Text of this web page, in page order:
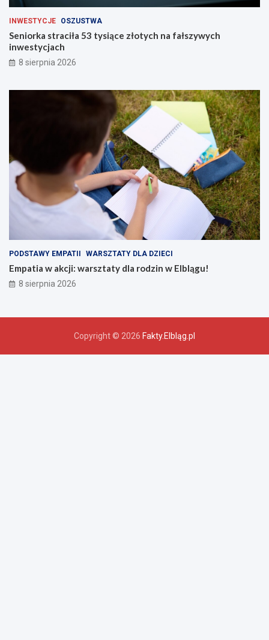
INWESTYCJE OSZUSTWA
Seniorka straciła 53 tysiące złotych na fałszywych
inwestycjach
8 sierpnia 2026
PODSTAWY EMPATII WARSZTATY DLA DZIECI
Empatia w akcji: warsztaty dla rodzin w Elblągu!
8 sierpnia 2026
Copyright © 2026 Fakty.Elbląg.pl